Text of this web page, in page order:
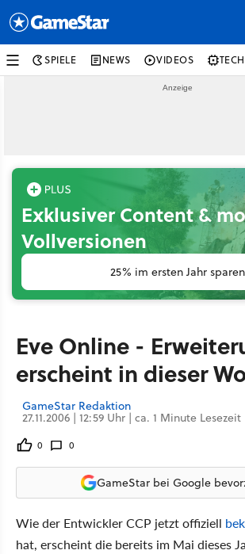
SPIELE NEWS VIDEOS TECH
Exklusiver Content &
Vollversionen
25% im ersten Jahr sparen
Eve Online -
erscheint in dieser
GameStar Redaktion
27.11.2006 | 12:59 Uhr | ca. 1 Minute Lesezeit
0 0
GameStar bei Google
Wie der Entwickler CCP jetzt offiziell
hat, erscheint die bereits im Mai dieses